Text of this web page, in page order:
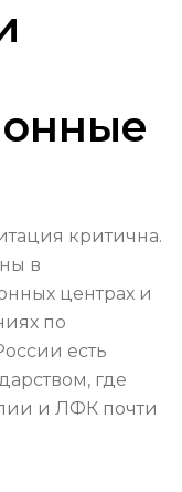
критична.
в
центрах и
по
есть
где
и ЛФК почти